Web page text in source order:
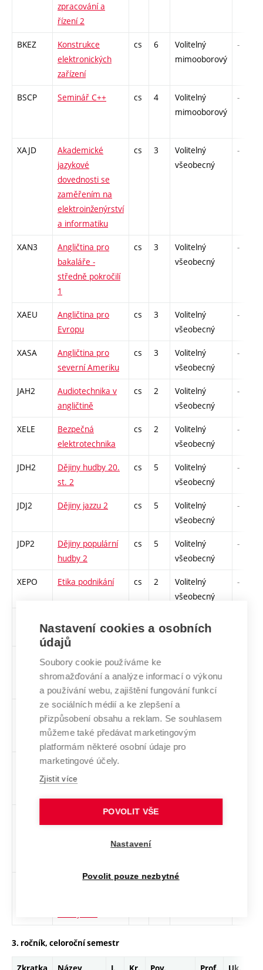
zpracování a
řízení 2
BKEZ
Konstrukce
elektronických
zařízení
cs 6
Volitelný
mimooborový
-
BSCP Seminář C++ cs 4
Volitelný
mimooborový
-
XAJD
Akademické
jazykové
dovednosti se
zaměřením na
elektroinženýrství
a informatiku
cs 3
Volitelný
všeobecný
-
XAN3
Angličtina pro
bakaláře -
středně pokročilí
1
cs 3
Volitelný
všeobecný
-
XAEU
Angličtina pro
Evropu
cs 3
Volitelný
všeobecný
-
XASA
Angličtina pro
severní Ameriku
cs 3
Volitelný
všeobecný
-
JAH2
Audiotechnika v
angličtině
cs 2
Volitelný
všeobecný
-
XELE
Bezpečná
elektrotechnika
cs 2
Volitelný
všeobecný
-
JDH2
Dějiny hudby 20.
st. 2
cs 5
Volitelný
všeobecný
-
JDJ2 Dějiny jazzu 2 cs 5
Volitelný
všeobecný
-
JDP2
Dějiny populární
hudby 2
cs 5
Volitelný
všeobecný
-
XEPO Etika podnikání cs 2
Volitelný
všeobecný
-
všeobecný
Kultura projevu a
tvorba textů
cs 5
všeobecný
Podvojné
cs 4
Volitelný
Řízení a kontrola
jakosti
Angličtina pro
středně pokročilí
cs 2
3. ročník, celoroční semestr
Nastavení cookies a osobních
údajů
Soubory cookie používáme ke
shromažďování a analýze informací o výkonu
a používání webu, zajištění fungování funkcí
ze sociálních médií a ke zlepšení a
přizpůsobení obsahu a reklam. Se souhlasem
můžeme také předávat marketingovým
platformám některé osobní údaje pro
marketingové účely.
Zjistit více
POVOLIT VŠE
Nastavení
Povolit pouze nezbytné